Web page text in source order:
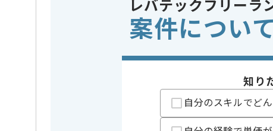
この案件のポイント 業界
業務内容
システム開
レバテックでの実績がある企業の案件でございます。
レバテックフリーラ
案件について
知り
自分のスキルでど